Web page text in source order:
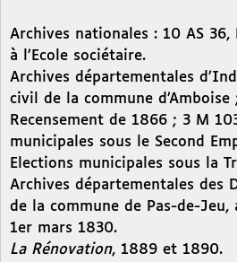
Archives nationales : 10 AS
à l’Ecole sociétaire.
Archives départementales
civil de la commune
Recensement de 1866 ; 3 M
municipales sous le Second
Elections municipales sous la
Archives départementales des
de la commune de Pas-de-Jeu,
1er mars 1830.
La Rénovation, 1889 et 1890.